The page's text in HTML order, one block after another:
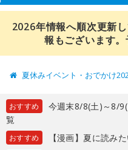
2026年情報へ順次更新
報もございます。
夏休みイベント・おでかけ
おすすめ
今週末8/8(土)～8/
覧
おすすめ 【漫画】夏に読み